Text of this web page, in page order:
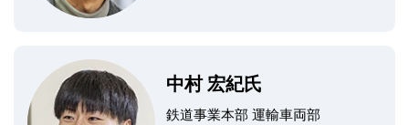
中村 宏紀氏
鉄道事業本部 運輸車両部